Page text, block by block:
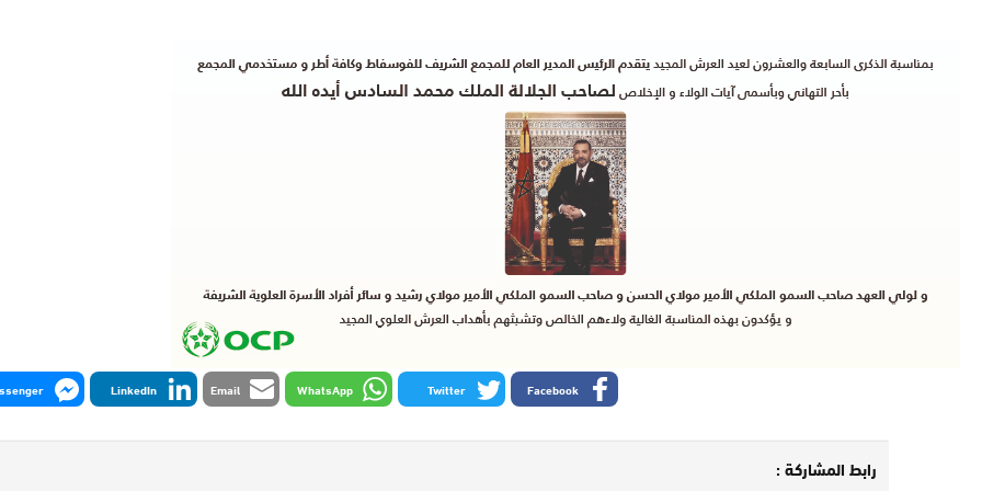
Facebook
Twitter
WhatsApp
Email
LinkedIn
رابط المشاركة :